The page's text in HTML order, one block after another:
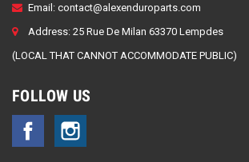
Email: contact@alexenduroparts.com
Address: 25 Rue De Milan 63370 Lempdes
(LOCAL THAT CANNOT ACCOMMODATE PUBLIC)
FOLLOW US
Facebook